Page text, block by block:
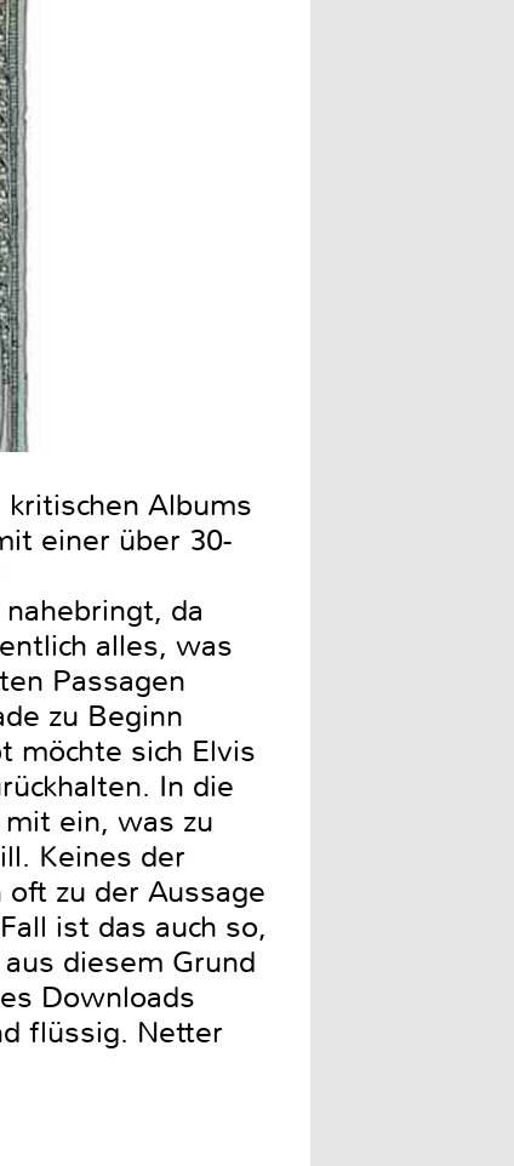
Albums
einer über 30-
da
alles, was
Passagen
zu Beginn
möchte sich Elvis
In die
ein, was zu
Keines der
zu der Aussage
ist das auch so,
diesem Grund
Downloads
flüssig. Netter